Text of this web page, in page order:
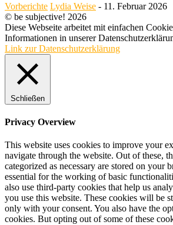
Vorberichte Lydia Weise - 11. Februar 2026
© be subjective! 2026
Diese Webseite arbeitet mit einfachen
Informationen in unserer
Link zur Datenschutzerklärung
Schließen
Privacy Overview
This website uses cookies to improve your
navigate through the website. Out of these,
categorized as necessary are stored on your
essential for the working of basic
also use third-party cookies that help us
you use this website. These cookies will be
only with your consent. You also have the
cookies. But opting out of some of these